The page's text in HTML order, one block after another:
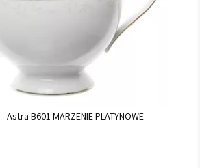
B601 MARZENIE PLATYNOWE